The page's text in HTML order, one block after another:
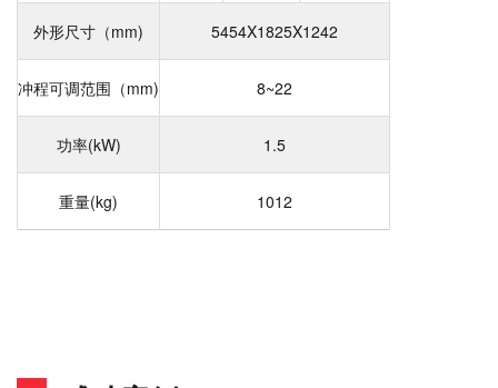
外形尺寸（mm) 5454X1825X1242
冲程可调范围（mm) 8~22
功率(kW) 1.5
重量(kg) 1012